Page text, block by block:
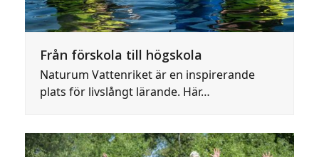
Från förskola till högskola
Naturum Vattenriket är en inspirerande
plats för livslångt lärande. Här…